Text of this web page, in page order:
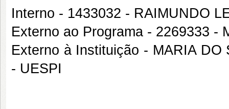
Interno - 1433032 - RAIMUNDO
Externo ao Programa - 2269333 -
Externo à Instituição - MARIA
- UESPI